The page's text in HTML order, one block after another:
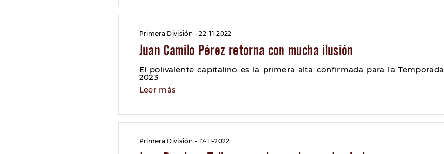
Primera División - 22-11-2022
Juan Camilo Pérez retorna con mucha ilusión
El polivalente capitalino es la primera alta confirmada para la Temporada
2023
Leer más
Primera División - 17-11-2022